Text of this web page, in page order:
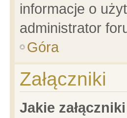
informacje o
administrator
Góra
Załączniki
Jakie